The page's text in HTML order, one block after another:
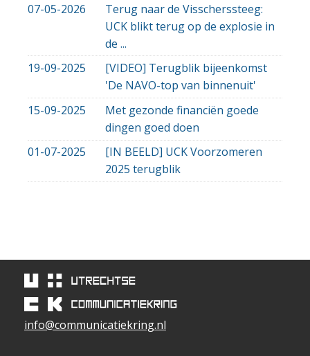
07-05-2026
Terug naar de Visscherssteeg:
UCK blikt terug op de explosie in
de ...
19-09-2025
[VIDEO] Terugblik bijeenkomst
'De NAVO-top van binnenuit'
15-09-2025
Met gezonde financiën goede
dingen goed doen
01-07-2025
[IN BEELD] UCK Voorzomeren
2025 terugblik
info@communicatiekring.nl